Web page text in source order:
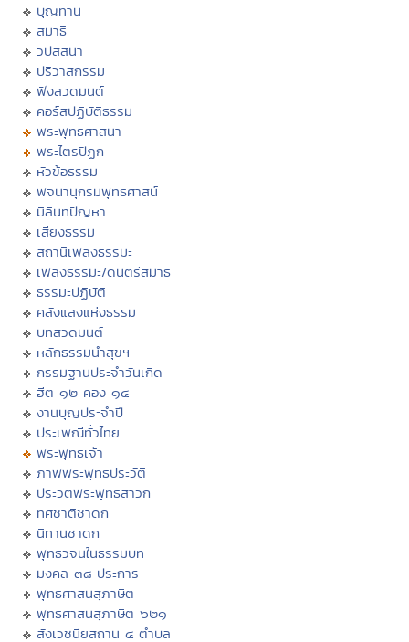
บุญทาน
สมาธิ
วิปัสสนา
ปริวาสกรรม
ฟังสวดมนต์
คอร์สปฏิบัติธรรม
พระพุทธศาสนา
พระไตรปิฏก
หัวข้อธรรม
พจนานุกรมพุทธศาสน์
มิลินทปัญหา
เสียงธรรม
สถานีเพลงธรรมะ
เพลงธรรมะ/ดนตรีสมาธิ
ธรรมะปฏิบัติ
คลังแสงแห่งธรรม
บทสวดมนต์
หลักธรรมนำสุขฯ
กรรมฐานประจำวันเกิด
ฮีต ๑๒ คอง ๑๔
งานบุญประจำปี
ประเพณีทั่วไทย
พระพุทธเจ้า
ภาพพระพุทธประวัติ
ประวัติพระพุทธสาวก
ทศชาติชาดก
นิทานชาดก
พุทธวจนในธรรมบท
มงคล ๓๘ ประการ
พุทธศาสนสุภาษิต
พุทธศาสนสุภาษิต ๖๒๑
สังเวชนียสถาน ๔ ตำบล